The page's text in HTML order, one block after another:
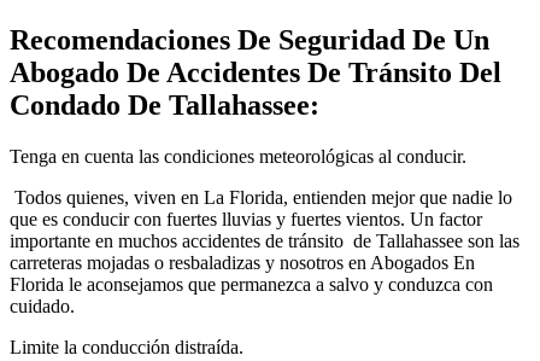
Recomendaciones De Seguridad De Un
Abogado De Accidentes De Tránsito Del
Condado De Tallahassee:
Tenga en cuenta las condiciones meteorológicas al conducir.
Todos quienes, viven en La Florida, entienden mejor que nadie lo
que es conducir con fuertes lluvias y fuertes vientos. Un factor
importante en muchos accidentes de tránsito de Tallahassee son las
carreteras mojadas o resbaladizas y nosotros en Abogados En
Florida le aconsejamos que permanezca a salvo y conduzca con
cuidado.
Limite la conducción distraída.